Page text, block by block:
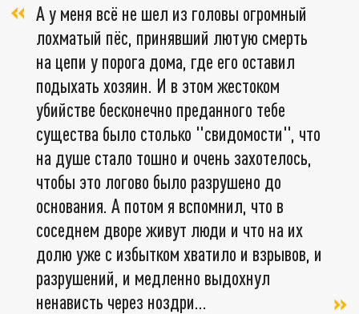
А у меня всё не шел из головы огромный
лохматый пёс, принявший лютую смерть
на цепи у порога дома, где его оставил
подыхать хозяин. И в этом жестоком
убийстве бесконечно преданного тебе
существа было столько "свидомости", что
на душе стало тошно и очень захотелось,
чтобы это логово было разрушено до
основания. А потом я вспомнил, что в
соседнем дворе живут люди и что на их
долю уже с избытком хватило и взрывов, и
разрушений, и медленно выдохнул
ненависть через ноздри...